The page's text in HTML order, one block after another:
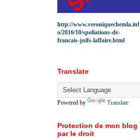
http://www.veroniquechemla.inf
o/2016/10/spoliations-de-
francais-juifs-laffaire.html
Translate
Powered by Translate
Protection de mon blog
par le droit